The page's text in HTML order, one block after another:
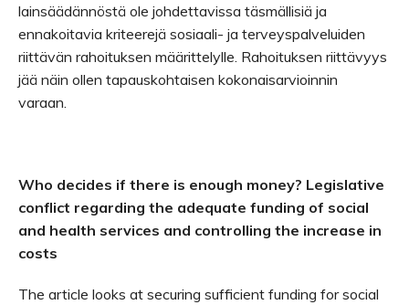
lainsäädännöstä ole johdettavissa täsmällisiä ja
ennakoitavia kriteerejä sosiaali- ja terveyspalveluiden
riittävän rahoituksen määrittelylle. Rahoituksen riittävyys
jää näin ollen tapauskohtaisen kokonaisarvioinnin
varaan.
Who decides if there is enough money? Legislative
conflict regarding the adequate funding of social
and health services and controlling the increase in
costs
The article looks at securing sufficient funding for social